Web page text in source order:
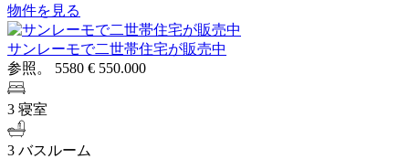
物件を見る
サンレーモで二世帯住宅が販売中
参照。 5580 € 550.000
3 寝室
3 バスルーム